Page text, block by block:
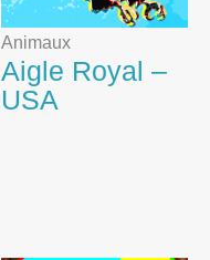
Animaux
Aigle Royal –
USA